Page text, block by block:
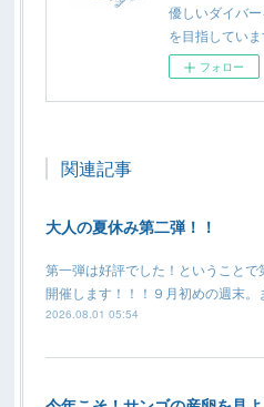
優しいダイバ
を目指していま
フォロー
関連記事
大人の夏休み第二弾！！
第一弾は好評でした！ということで
開催します！！！９月初めの週末
2026.08.01 05:54